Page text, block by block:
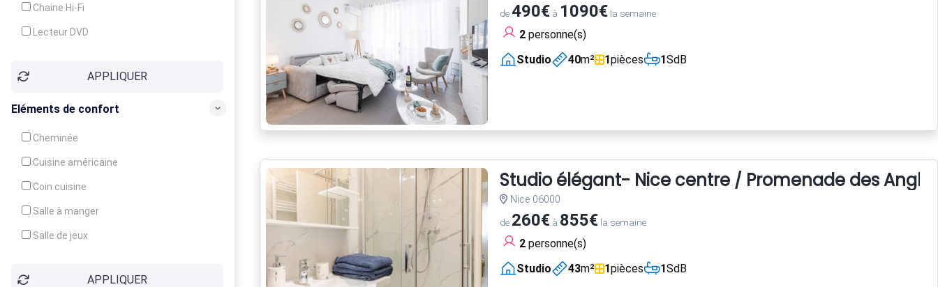
Chaine Hi-Fi
Lecteur DVD
APPLIQUER
Eléments de confort
Cheminée
Cuisine américaine
Coin cuisine
Salle à manger
Salle de jeux
APPLIQUER
de490€à 1090€la semaine
2personne(s)
Studio
40m² 1pièces 1SdB
Studio élégant- Nice centre / Promenade des
Nice 06000
de 260€à 855€la semaine
2personne(s)
Studio
43m² 1pièces 1SdB